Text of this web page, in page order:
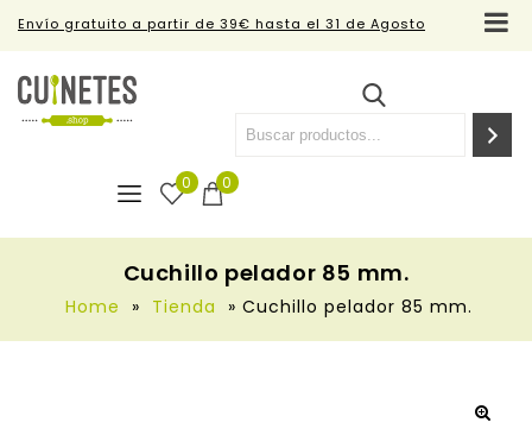
Envío gratuito a partir de 39€ hasta el 31 de Agosto
0
0
Cuchillo pelador 85 mm.
Home » Tienda » Cuchillo pelador 85 mm.